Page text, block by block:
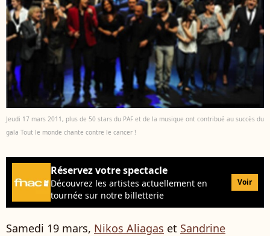
Jeudi 17 mars 2011, plus de 50 stars du PAF et de la musique ont contribué au succès du
gala Tout le monde chante contre le cancer !
Réservez votre spectacle
Découvrez les artistes actuellement en
tournée sur notre billetterie
Voir
Samedi 19 mars, Nikos Aliagas et Sandrine